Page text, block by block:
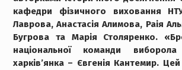
кафедри фізичного виховання
Лаврова, Анастасія Алимова, Раія
Бугрова та Марія Столяренко.
національної команди
харків’янка – Євгенія Кантемир.